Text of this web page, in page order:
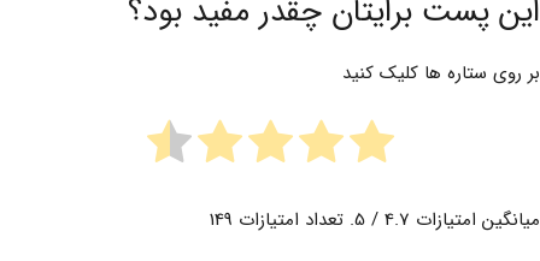
این پست برایتان چقدر مفید بود؟
بر روی ستاره ها کلیک کنید
میانگین امتیازات 4.7 / 5. تعداد امتیازات 149